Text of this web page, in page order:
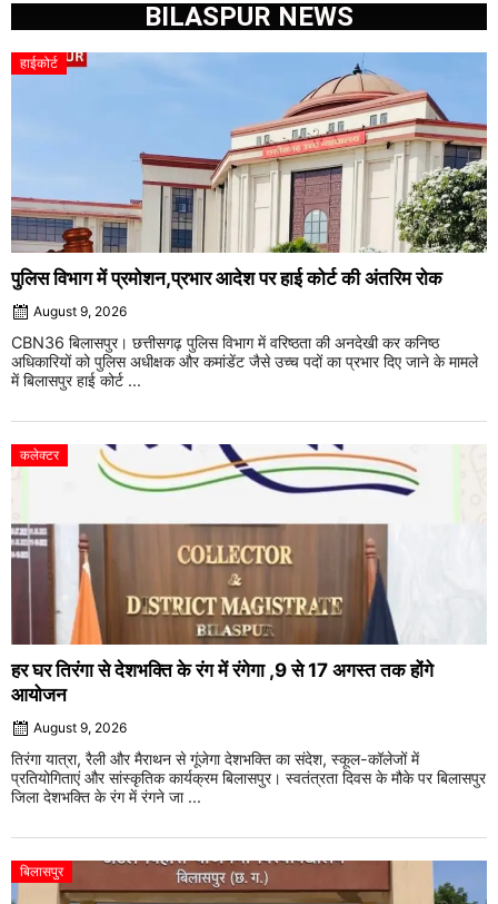
BILASPUR NEWS
हाईकोर्ट
पुलिस विभाग में प्रमोशन,प्रभार आदेश पर हाई कोर्ट की अंतरिम रोक
August 9, 2026
CBN36 बिलासपुर। छत्तीसगढ़ पुलिस विभाग में वरिष्ठता की अनदेखी कर कनिष्ठ
अधिकारियों को पुलिस अधीक्षक और कमांडेंट जैसे उच्च पदों का प्रभार दिए जाने के मामले
में बिलासपुर हाई कोर्ट ...
कलेक्टर
हर घर तिरंगा से देशभक्ति के रंग में रंगेगा ,9 से 17 अगस्त तक होंगे
आयोजन
August 9, 2026
तिरंगा यात्रा, रैली और मैराथन से गूंजेगा देशभक्ति का संदेश, स्कूल-कॉलेजों में
प्रतियोगिताएं और सांस्कृतिक कार्यक्रम बिलासपुर। स्वतंत्रता दिवस के मौके पर बिलासपुर
जिला देशभक्ति के रंग में रंगने जा ...
बिलासपुर